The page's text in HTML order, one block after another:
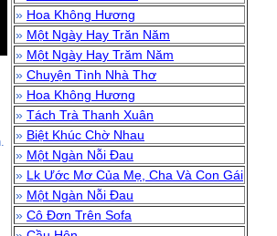
» Hoa Không Hương
» Một Ngày Hay Trăn Năm
» Một Ngày Hay Trăm Năm
» Chuyện Tình Nhà Thơ
» Hoa Không Hương
» Tách Trà Thanh Xuân
» Biệt Khúc Chờ Nhau
» Một Ngàn Nỗi Đau
» Lk Ước Mơ Của Mẹ, Cha Và Con Gái
» Một Ngàn Nỗi Đau
» Cô Đơn Trên Sofa